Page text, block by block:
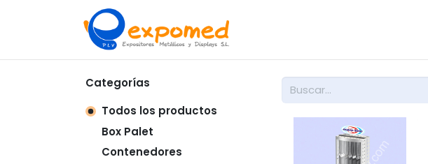
Categorías
Todos los productos
Box Palet
Contenedores